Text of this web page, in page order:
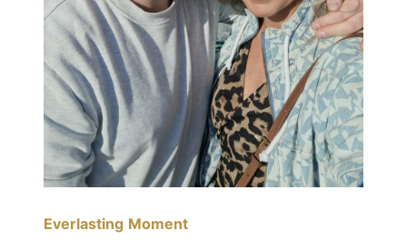
Everlasting Moment